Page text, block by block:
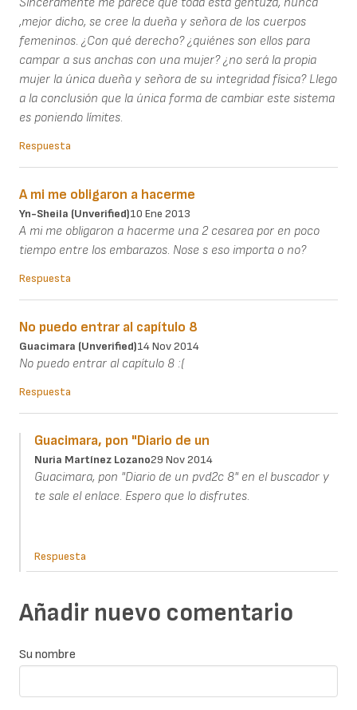
,mejor dicho, se cree la dueña y señora de los cuerpos
femeninos. ¿Con qué derecho? ¿quiénes son ellos para
campar a sus anchas con una mujer? ¿no será la propia
mujer la única dueña y señora de su integridad física? Llego
a la conclusión que la única forma de cambiar este sistema
es poniendo límites.
Respuesta
A mi me obligaron a hacerme
Yn-Sheila (unverified)10 Ene 2013
A mi me obligaron a hacerme una 2 cesarea por en poco
tiempo entre los embarazos. Nose s eso importa o no?
Respuesta
No puedo entrar al capítulo 8
Guacimara (unverified)14 Nov 2014
No puedo entrar al capítulo 8 :(
Respuesta
Guacimara, pon "Diario de un
Nuria Martínez Lozano29 Nov 2014
Guacimara, pon "Diario de un pvd2c 8" en el buscador y
te sale el enlace. Espero que lo disfrutes.
Respuesta
Añadir nuevo comentario
Su nombre